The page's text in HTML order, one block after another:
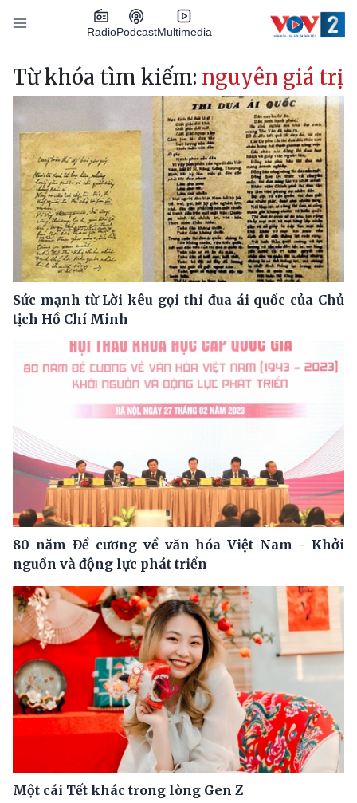
Nhảy đến nội dung
RadioPodcastMultimedia
Main navigation
Từ khóa tìm kiếm: nguyên giá trị
Sức mạnh từ Lời kêu gọi thi đua ái quốc của Chủ
tịch Hồ Chí Minh
80 năm Đề cương về văn hóa Việt Nam - Khởi
nguồn và động lực phát triển
Một cái Tết khác trong lòng Gen Z